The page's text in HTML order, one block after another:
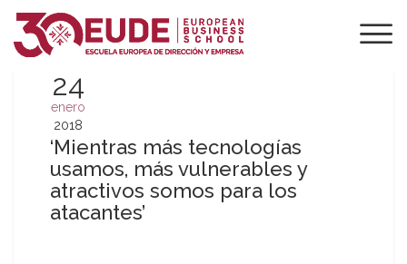
24
enero
2018
‘Mientras más tecnologías
usamos, más vulnerables y
atractivos somos para los
atacantes’